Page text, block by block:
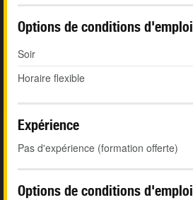
Options de conditions d'emploi
Soir
Horaire flexible
Expérience
Pas d'expérience (formation offerte)
Options de conditions d'emploi